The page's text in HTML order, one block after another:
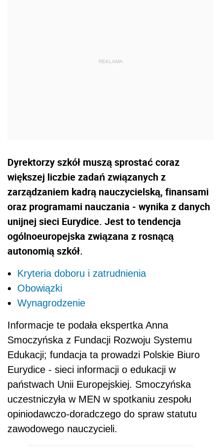
Dyrektorzy szkół muszą sprostać coraz
większej liczbie zadań związanych z
zarządzaniem kadrą nauczycielską, finansami
oraz programami nauczania - wynika z danych
unijnej sieci Eurydice. Jest to tendencja
ogólnoeuropejska związana z rosnącą
autonomią szkół.
Kryteria doboru i zatrudnienia
Obowiązki
Wynagrodzenie
Informacje te podała ekspertka Anna
Smoczyńska z Fundacji Rozwoju Systemu
Edukacji; fundacja ta prowadzi Polskie Biuro
Eurydice - sieci informacji o edukacji w
państwach Unii Europejskiej. Smoczyńska
uczestniczyła w MEN w spotkaniu zespołu
opiniodawczo-doradczego do spraw statutu
zawodowego nauczycieli.